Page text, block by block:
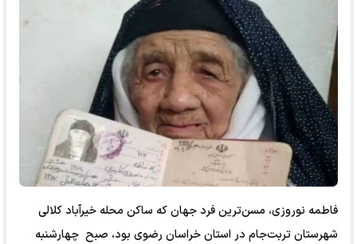
فاطمه نوروزی، مسن‌ترین فرد جهان که ساکن محله خیرآباد کلالی
شهرستان تربت‌جام در استان خراسان رضوی بود، صبح چهارشنبه